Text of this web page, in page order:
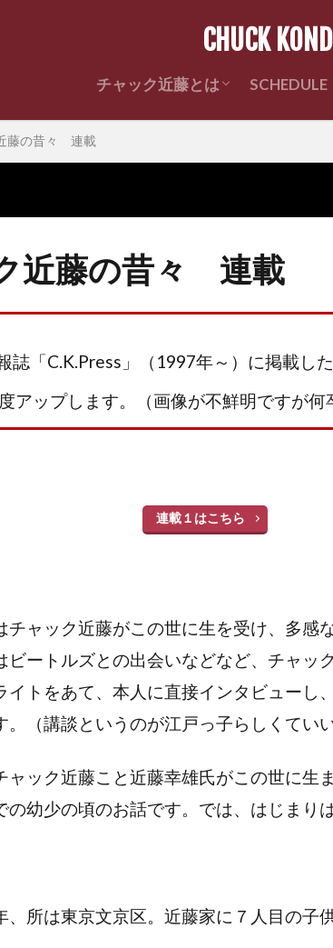
CHUCK
チャック近藤とは SCHEDULE
藤の昔々 連載
近藤の昔々 連載
誌「C.K.Press」（1997年～）に掲載した
アップします。（画像が不鮮明ですが何
連載１はこちら
チャック近藤がこの世に生を受け、多感
ビートルズとの出会いなどなど、チャッ
イトをあて、本人に直接インタビューし
。（講談というのが江戸っ子らしくてい
ャック近藤こと近藤幸雄氏がこの世に生
の幼少の頃のお話です。では、はじまり
、所は東京文京区。近藤家に７人目の子